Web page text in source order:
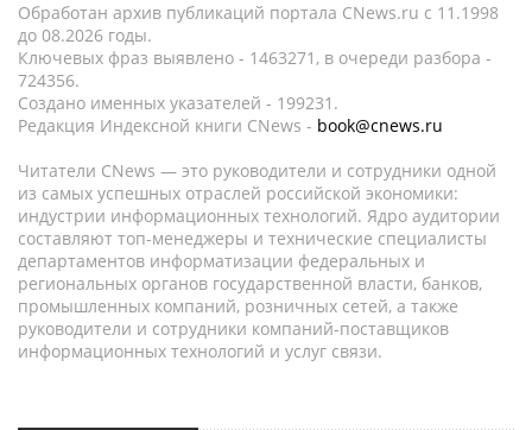
Обработан архив публикаций портала CNews.ru c 11.1998
до 08.2026 годы.
Ключевых фраз выявлено - 1463271, в очереди разбора -
724356.
Создано именных указателей - 199231.
Редакция Индексной книги CNews - book@cnews.ru
Читатели CNews — это руководители и сотрудники одной
из самых успешных отраслей российской экономики:
индустрии информационных технологий. Ядро аудитории
составляют топ-менеджеры и технические специалисты
департаментов информатизации федеральных и
региональных органов государственной власти, банков,
промышленных компаний, розничных сетей, а также
руководители и сотрудники компаний-поставщиков
информационных технологий и услуг связи.